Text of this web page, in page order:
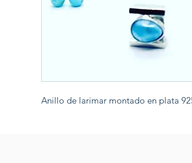
Anillo de larimar montado en plata